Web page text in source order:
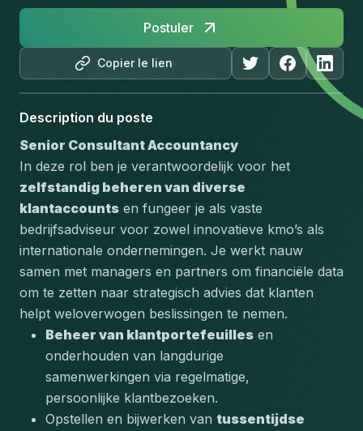
Copier le lien
Postuler
Description du poste
Senior Consultant Accountancy
zelfstandig beheren van diverse
klantaccounts en fungeer je als vaste
bedrijfsadviseur voor zowel innovatieve kmo’s als
internationale ondernemingen. Je werkt nauw
samen met managers en partners om financiële data
om te zetten naar strategisch advies dat klanten
helpt weloverwogen beslissingen te nemen.
Beheer van klantportefeuilles en
onderhouden van langdurige
samenwerkingen via regelmatige,
persoonlijke klantbezoeken.
Opstellen en bijwerken van tussentijdse